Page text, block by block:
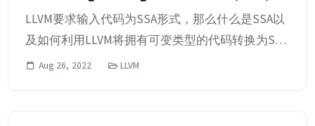
清楚的认识到自己喜欢的是什么，你不是没有别人
优秀，你只是选择了你喜欢的事情。 』 ...
LLVM要求输入代码为SSA形式，那么什么是SSA以
及如何利用LLVM将拥有可变类型的代码转换为SSA
形式？ SSA是IR的一种属性，要求每个变量仅被赋
Aug 26, 2022 LLVM